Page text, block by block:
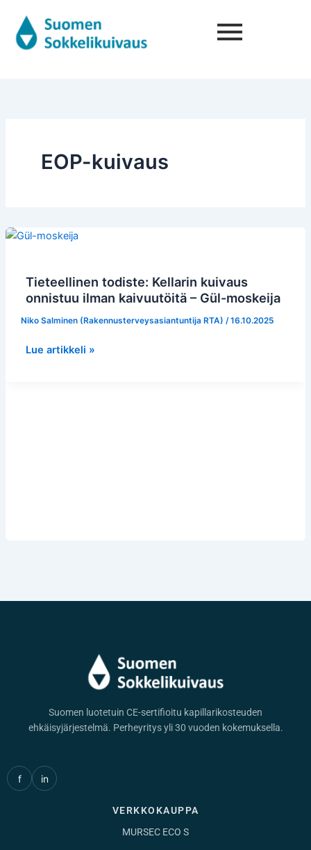
sisältöön
EOP-kuivaus
Tieteellinen todiste: Kellarin kuivaus
onnistuu ilman kaivuutöitä – Gül-moskeija
Niko Salminen (Rakennusterveysasiantuntija RTA) /16.10.2025
Tieteellinen
kuivaus
onnistuu
ilman
–Lue artikkeli »
Suomen luotetuin CE-sertifioitu kapillarikosteuden
ehkäisyjärjestelmä. Perheyritys yli 30 vuoden kokemuksella.
f in
VERKKOKAUPPA
MURSEC ECO S